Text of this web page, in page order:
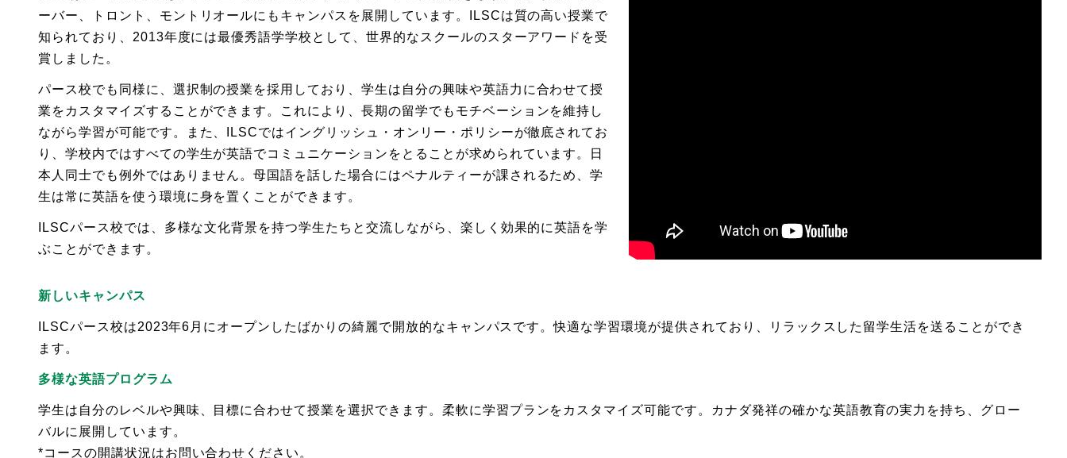
ーバー、トロント、モントリオールにもキャンパスを展開しています。ILSCは質の高い授業で
知られており、2013年度には最優秀語学学校として、世界的なスクールのスターアワードを受
賞しました。
パース校でも同様に、選択制の授業を採用しており、学生は自分の興味や英語力に合わせて授
業をカスタマイズすることができます。これにより、長期の留学でもモチベーションを維持し
ながら学習が可能です。また、ILSCではイングリッシュ・オンリー・ポリシーが徹底されてお
り、学校内ではすべての学生が英語でコミュニケーションをとることが求められています。日
本人同士でも例外ではありません。母国語を話した場合にはペナルティーが課されるため、学
生は常に英語を使う環境に身を置くことができます。
ILSCパース校では、多様な文化背景を持つ学生たちと交流しながら、楽しく効果的に英語を学
ぶことができます。
新しいキャンパス
ILSCパース校は2023年6月にオープンしたばかりの綺麗で開放的なキャンパスです。快適な学習環境が提供されており、リラックスした留学生活を送ることができ
ます。
多様な英語プログラム
学生は自分のレベルや興味、目標に合わせて授業を選択できます。柔軟に学習プランをカスタマイズ可能です。カナダ発祥の確かな英語教育の実力を持ち、グロー
バルに展開しています。
*コースの開講状況はお問い合わせください。